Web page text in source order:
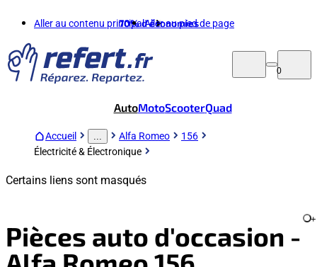
Aller au contenu principalAller au pied de page
70%d'économies
0
AutoMotoScooterQuad
Accueil Alfa Romeo
156
Électricité & Électronique
Certains liens sont masqués
Pièces auto d'occasion - +